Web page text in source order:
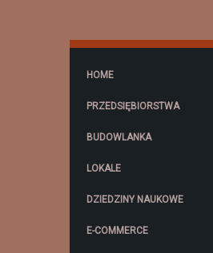
HOME
PRZEDSIĘBIORSTWA
BUDOWLANKA
LOKALE
DZIEDZINY NAUKOWE
E-COMMERCE